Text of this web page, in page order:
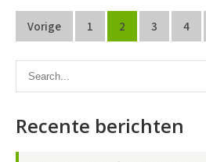
Berichten
paginering
Vorige 1 2 3 4
Recente berichten